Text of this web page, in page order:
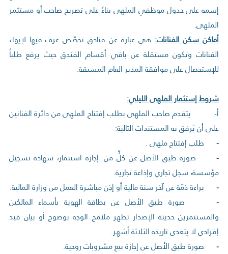
إسمه على جدول موظفي الملهى بناءً على تصريح صاحب أو مستثمر
الملهى.
أماكن سكن الفنانات:هي عبارة عن فنادق تخصّص غرف فيها لإيواء
الفنانات وتكون مستقلة عن باقي أقسام الفندق حيث يرفع طلباً
للإستحصال على موافقة المدير العام المسبقة.
شروط إستثمار الملهى الليلي:
‌أ- يتقدم صاحب الملهى بطلب إفتتاح الملهى من دائرة الفنانين
على أن يُرفق به المستندات التالية:
- طلب إفتتاح ملهى .
- صورة طبق الأصل عن كلٍّ من: إجازة استثمار، شهادة تسجيل
مؤسسة، سجل تجاري وإذاعة تجارية.
- براءة ذمّة عن آخر سنة مالية أو إذن مباشرة العمل من وزارة المالية.
- صورة طبق الأصل عن بطاقة الهوية بأسماء المالكين
والمستثمرين حديثة الإصدار تظهر ملامح الوجه بوضوح أو بيان قيد
إفرادي لا يتعدى تاريخه الثلاثة أشهر.
- صورة طبق الأصل عن إجازة بيع مشروبات روحية.